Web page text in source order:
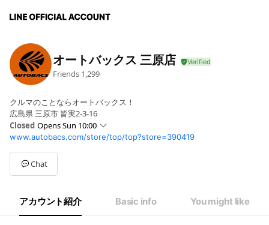
オートバックス 三原店
Friends 1,299
クルマのことならオートバックス！
広島県 三原市 皆実2-3-16
Closed Opens Sun 10:00
Sun10:00 - 19:00
Mon10:00 - 19:00
Tue10:00 - 19:00
Wed10:00 - 19:00
10:00 - 19:00
Sat10:00 - 19:00
10:00~19:00
www.autobacs.com/store/top/top?store=390419
Chat
アカウント紹介 Basic info You might like